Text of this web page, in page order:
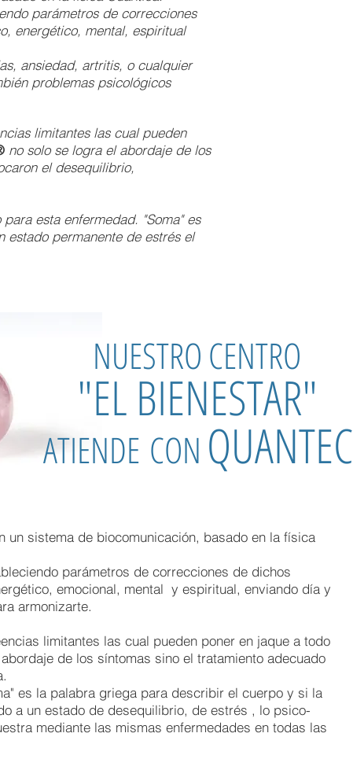
parámetros de correcciones
energético, mental, espiritual
ansiedad, artritis, o cualquier
problemas psicológicos
limitantes las cual pueden
no solo se logra el abordaje de los
el desequilibrio,
esta enfermedad. "Soma" es
permanente de estrés el
NUESTRO CENTRO
"EL BIENESTAR"
ATIENDE CON QUANTEC
sistema de biocomunicación, basado en la física
parámetros de correcciones de dichos
emocional, mental y espiritual, enviando día y
armonizarte.
limitantes las cual pueden poner en jaque a todo
de los síntomas sino el tratamiento adecuado
es la palabra griega para describir el cuerpo y si la
a un estado de desequilibrio, de estrés , lo psico-
mediante las mismas enfermedades en todas las